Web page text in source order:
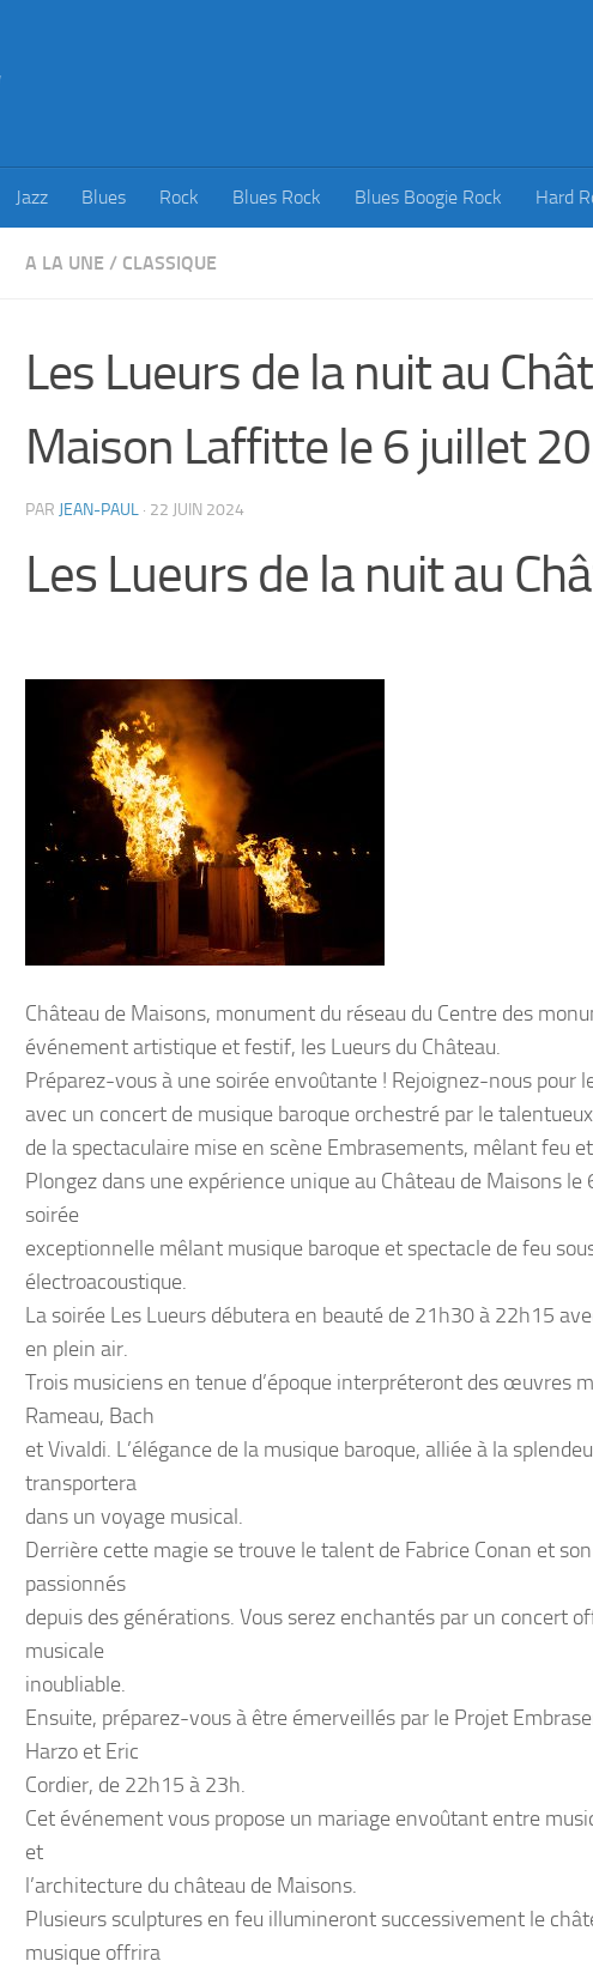
Jazz Blues Rock Blues Rock Blues Boogie Rock Hard
A LA UNE / CLASSIQUE
Les Lueurs de la nuit au
Maison Laffitte le 6 juillet
PAR JEAN-PAUL · 22 JUIN 2024
Les Lueurs de la nuit au
Château de Maisons, monument du réseau du Centre des
événement artistique et festif, les Lueurs du Château.
Préparez-vous à une soirée envoûtante ! Rejoignez-nous pour
avec un concert de musique baroque orchestré par le
de la spectaculaire mise en scène Embrasements, mêlant feu
Plongez dans une expérience unique au Château de Maisons
soirée
exceptionnelle mêlant musique baroque et spectacle de feu
électroacoustique.
La soirée Les Lueurs débutera en beauté de 21h30 à 22h15
en plein air.
Trois musiciens en tenue d’époque interpréteront des œuvres
Rameau, Bach
et Vivaldi. L’élégance de la musique baroque, alliée à la
transportera
dans un voyage musical.
Derrière cette magie se trouve le talent de Fabrice Conan et
passionnés
depuis des générations. Vous serez enchantés par un concert
musicale
inoubliable.
Ensuite, préparez-vous à être émerveillés par le Projet
Harzo et Eric
Cordier, de 22h15 à 23h.
Cet événement vous propose un mariage envoûtant entre
et
l’architecture du château de Maisons.
Plusieurs sculptures en feu illumineront successivement le
musique offrira